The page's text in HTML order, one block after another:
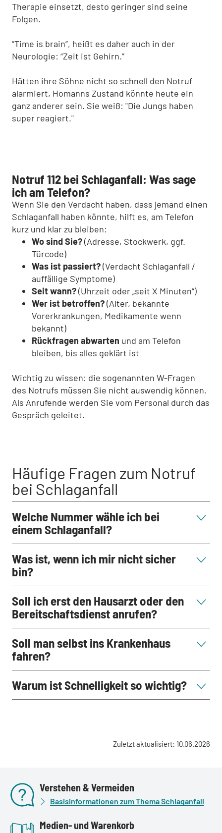
Therapie einsetzt, desto geringer sind seine
Folgen.
“Time is brain”, heißt es daher auch in der
Neurologie: “Zeit ist Gehirn.”
Hätten ihre Söhne nicht so schnell den Notruf
alarmiert, Homanns Zustand könnte heute ein
ganz anderer sein. Sie weiß: "Die Jungs haben
super reagiert."
Notruf 112 bei Schlaganfall: Was sage
ich am Telefon?
Wenn Sie den Verdacht haben, dass jemand einen
Schlaganfall haben könnte, hilft es, am Telefon
kurz und klar zu bleiben:
Wo sind Sie?(Adresse, Stockwerk, ggf.
Türcode)
Was ist passiert?(Verdacht Schlaganfall /
auffällige Symptome)
Seit wann?(Uhrzeit oder „seit X Minuten“)
Wer ist betroffen?(Alter, bekannte
Vorerkrankungen, Medikamente wenn
bekannt)
Rückfragen abwarten und am Telefon
bleiben, bis alles geklärt ist
Wichtig zu wissen: die sogenannten W-Fragen
des Notrufs müssen Sie nicht auswendig können.
Als Anrufende werden Sie vom Personal durch das
Gespräch geleitet.
Häufige Fragen zum Notruf
bei Schlaganfall
Welche Nummer wähle ich bei
einem Schlaganfall?
Was ist, wenn ich mir nicht sicher
bin?
Soll ich erst den Hausarzt oder den
Bereitschaftsdienst anrufen?
Soll man selbst ins Krankenhaus
fahren?
Warum ist Schnelligkeit so wichtig?
Zuletzt aktualisiert: 10.06.2026
Verstehen & Vermeiden
Basisinformationen zum Thema Schlaganfall
Medien- und Warenkorb